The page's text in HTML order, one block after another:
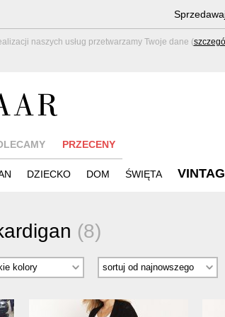
naszych usług przetwarzamy Twoje dane (
PRZECENY
DZIECKO DOM ŚWIĘTA
(8)